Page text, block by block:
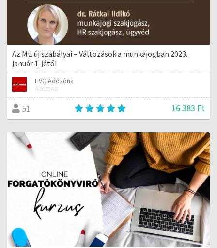
Az Mt. új szabályai – Változások a munkajogban 2023.
január 1-jétől
HVG Adózóna
Adózóna
51 16 383 Ft